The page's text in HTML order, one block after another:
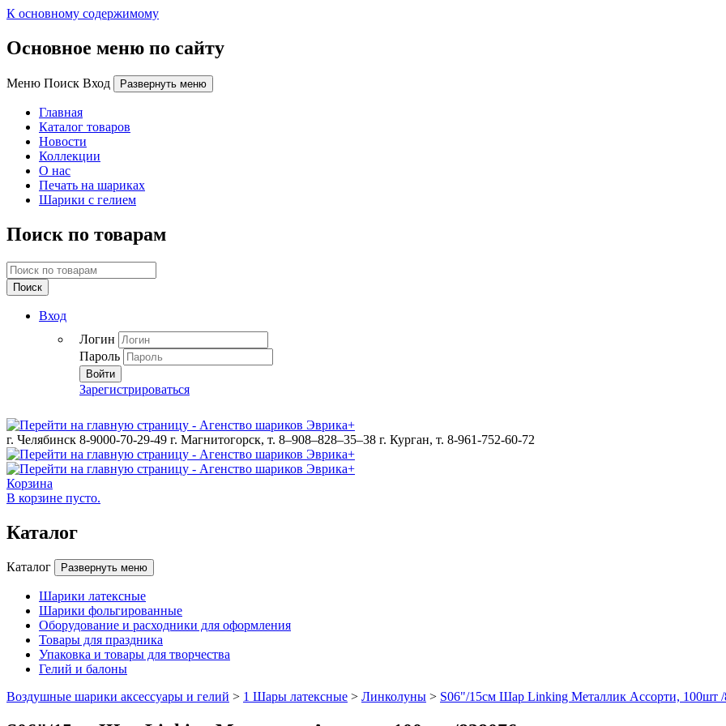
К основному содержимому
Основное меню по сайту
Меню Поиск Вход Развернуть меню
Главная
Каталог товаров
Новости
Коллекции
О нас
Печать на шариках
Шарики с гелием
Поиск по товарам
Поиск
Вход
Логин
Пароль
Войти
Зарегистрироваться
г. Челябинск 8-9000-70-29-49 г. Магнитогорск, т. 8–908–828–35–38 г. Курган, т. 8-961-752-60-72
Корзина
В корзине пусто.
Каталог
Каталог Развернуть меню
Шарики латексные
Шарики фольгированные
Оборудование и расходники для оформления
Товары для праздника
Упаковка и товары для творчества
Гелий и балоны
Воздушные шарики аксессуары и гелий > 1 Шары латексные > Линколуны > S06"/15см Шар Linking Металлик Ассорти, 100шт /